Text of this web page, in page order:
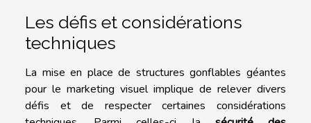
Les défis et considérations
techniques
La mise en place de structures gonflables géantes
pour le marketing visuel implique de relever divers
défis et de respecter certaines considérations